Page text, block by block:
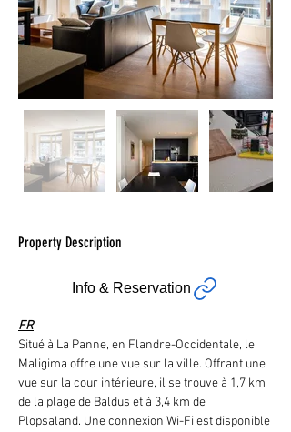
Property Description
Info & Reservation
FR
Situé à La Panne, en Flandre-Occidentale, le
Maligima offre une vue sur la ville. Offrant une
vue sur la cour intérieure, il se trouve à 1,7 km
de la plage de Baldus et à 3,4 km de
Plopsaland. Une connexion Wi-Fi est disponible